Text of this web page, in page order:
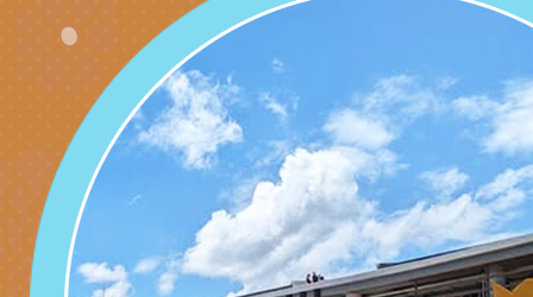
產期高風險孕產婦（
關懷計畫」說明1份
家長協會(以下稱該
「115年度『視界同
庭支持與分享系列講
場線上座談會」活動
檢送桃園市政府家庭
「小桃家3月課程資
檢送本府新聞處115
安全宣導標語播放表
宣導影像素材
檢送行政院新聞傳播
月份公共服務政策溝
其合輯一覽表1份（
檢送桃園市立慈文國
「115學年度體育班
函轉有關司法院辦理